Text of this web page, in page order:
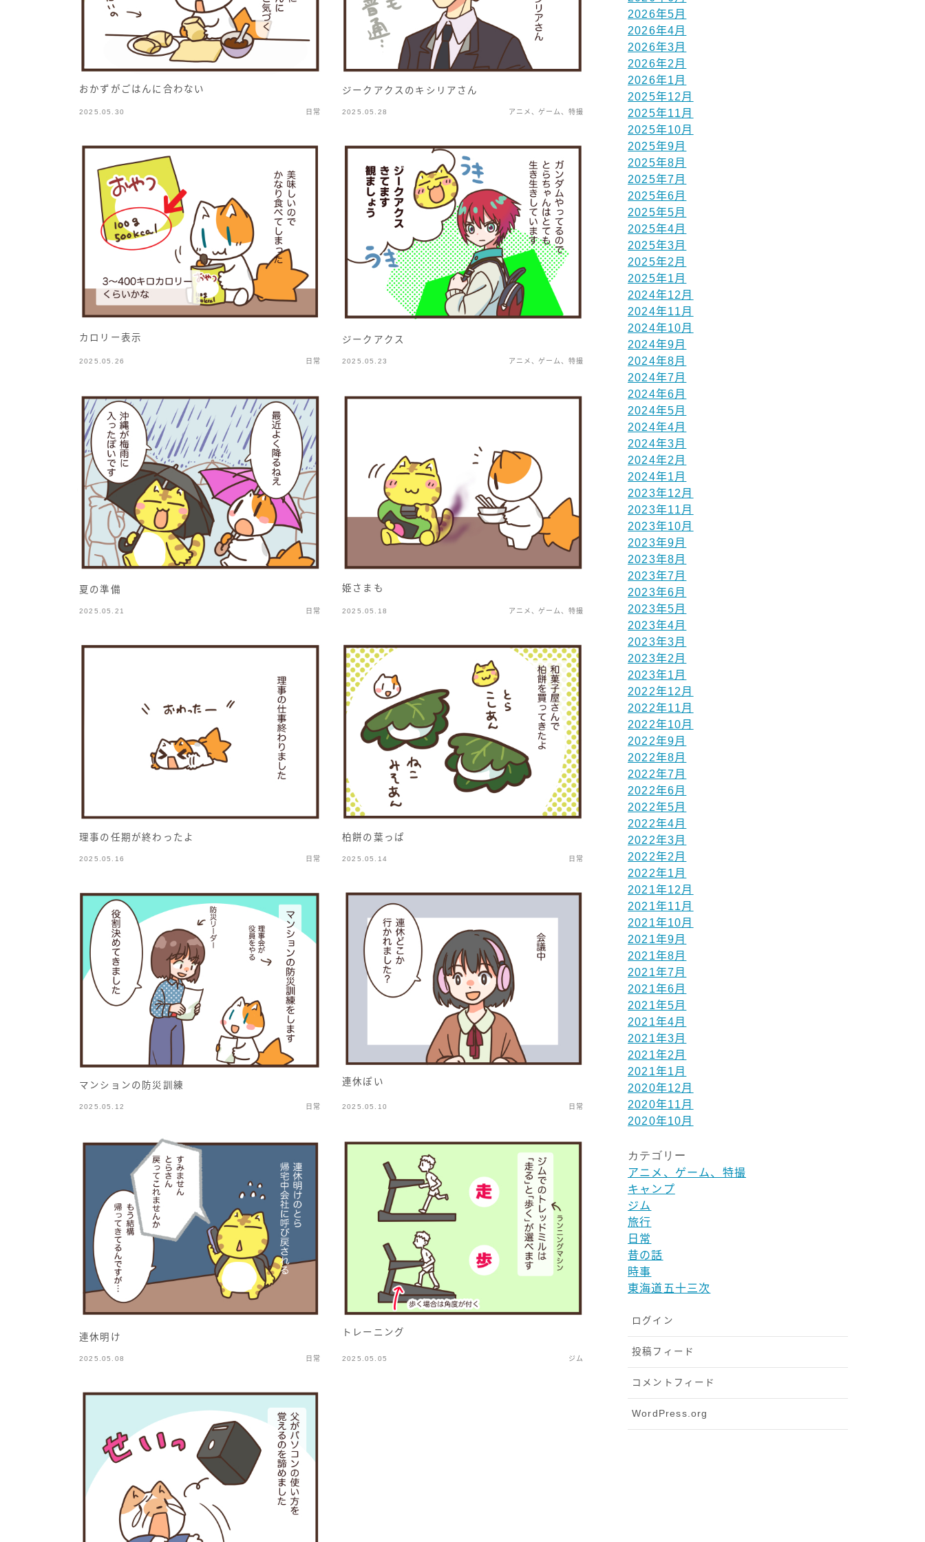
おかずがごはんに合わない
2025.05.30 日常
ジークアクスのキシリアさん
2025.05.28 アニメ、ゲーム、特撮
カロリー表示
2025.05.26 日常
ジークアクス
2025.05.23 アニメ、ゲーム、特撮
夏の準備
2025.05.21 日常
姫さまも
2025.05.18 アニメ、ゲーム、特撮
理事の任期が終わったよ
2025.05.16 日常
柏餅の葉っぱ
2025.05.14 日常
マンションの防災訓練
2025.05.12 日常
連休ぽい
2025.05.10 日常
連休明け
2025.05.08 日常
トレーニング
2025.05.05 ジム
2026年5月
2026年4月
2026年3月
2026年2月
2026年1月
2025年12月
2025年11月
2025年10月
2025年9月
2025年8月
2025年7月
2025年6月
2025年5月
2025年4月
2025年3月
2025年2月
2025年1月
2024年12月
2024年11月
2024年10月
2024年9月
2024年8月
2024年7月
2024年6月
2024年5月
2024年4月
2024年3月
2024年2月
2024年1月
2023年12月
2023年11月
2023年10月
2023年9月
2023年8月
2023年7月
2023年6月
2023年5月
2023年4月
2023年3月
2023年2月
2023年1月
2022年12月
2022年11月
2022年10月
2022年9月
2022年8月
2022年7月
2022年6月
2022年5月
2022年4月
2022年3月
2022年2月
2022年1月
2021年12月
2021年11月
2021年10月
2021年9月
2021年8月
2021年7月
2021年6月
2021年5月
2021年4月
2021年3月
2021年2月
2021年1月
2020年12月
2020年11月
2020年10月
カテゴリー
アニメ、ゲーム、特撮
キャンプ
ジム
旅行
日常
昔の話
時事
東海道五十三次
ログイン
投稿フィード
コメントフィード
WordPress.org